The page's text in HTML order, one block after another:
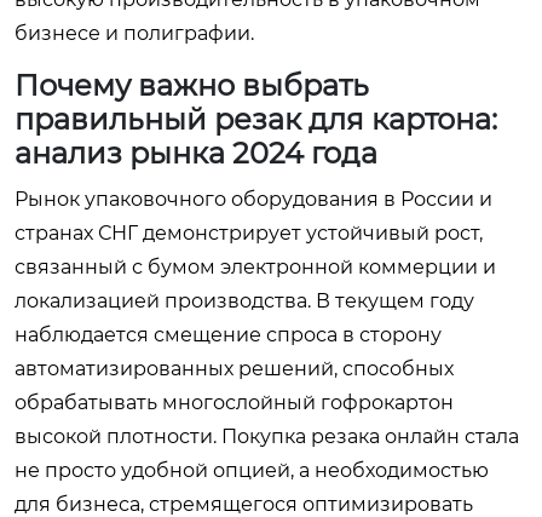
бизнесе и полиграфии.
Почему важно выбрать
правильный резак для картона:
анализ рынка 2024 года
Рынок упаковочного оборудования в России и
странах СНГ демонстрирует устойчивый рост,
связанный с бумом электронной коммерции и
локализацией производства. В текущем году
наблюдается смещение спроса в сторону
автоматизированных решений, способных
обрабатывать многослойный гофрокартон
высокой плотности. Покупка резака онлайн стала
не просто удобной опцией, а необходимостью
для бизнеса, стремящегося оптимизировать